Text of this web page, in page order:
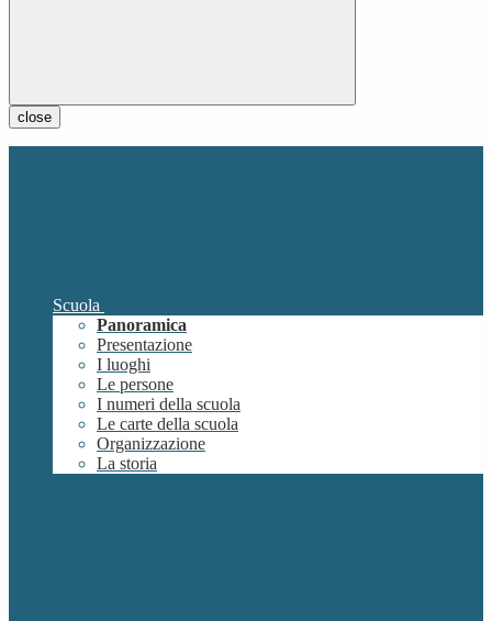
close
Scuola
Panoramica
Presentazione
I luoghi
Le persone
I numeri della scuola
Le carte della scuola
Organizzazione
La storia